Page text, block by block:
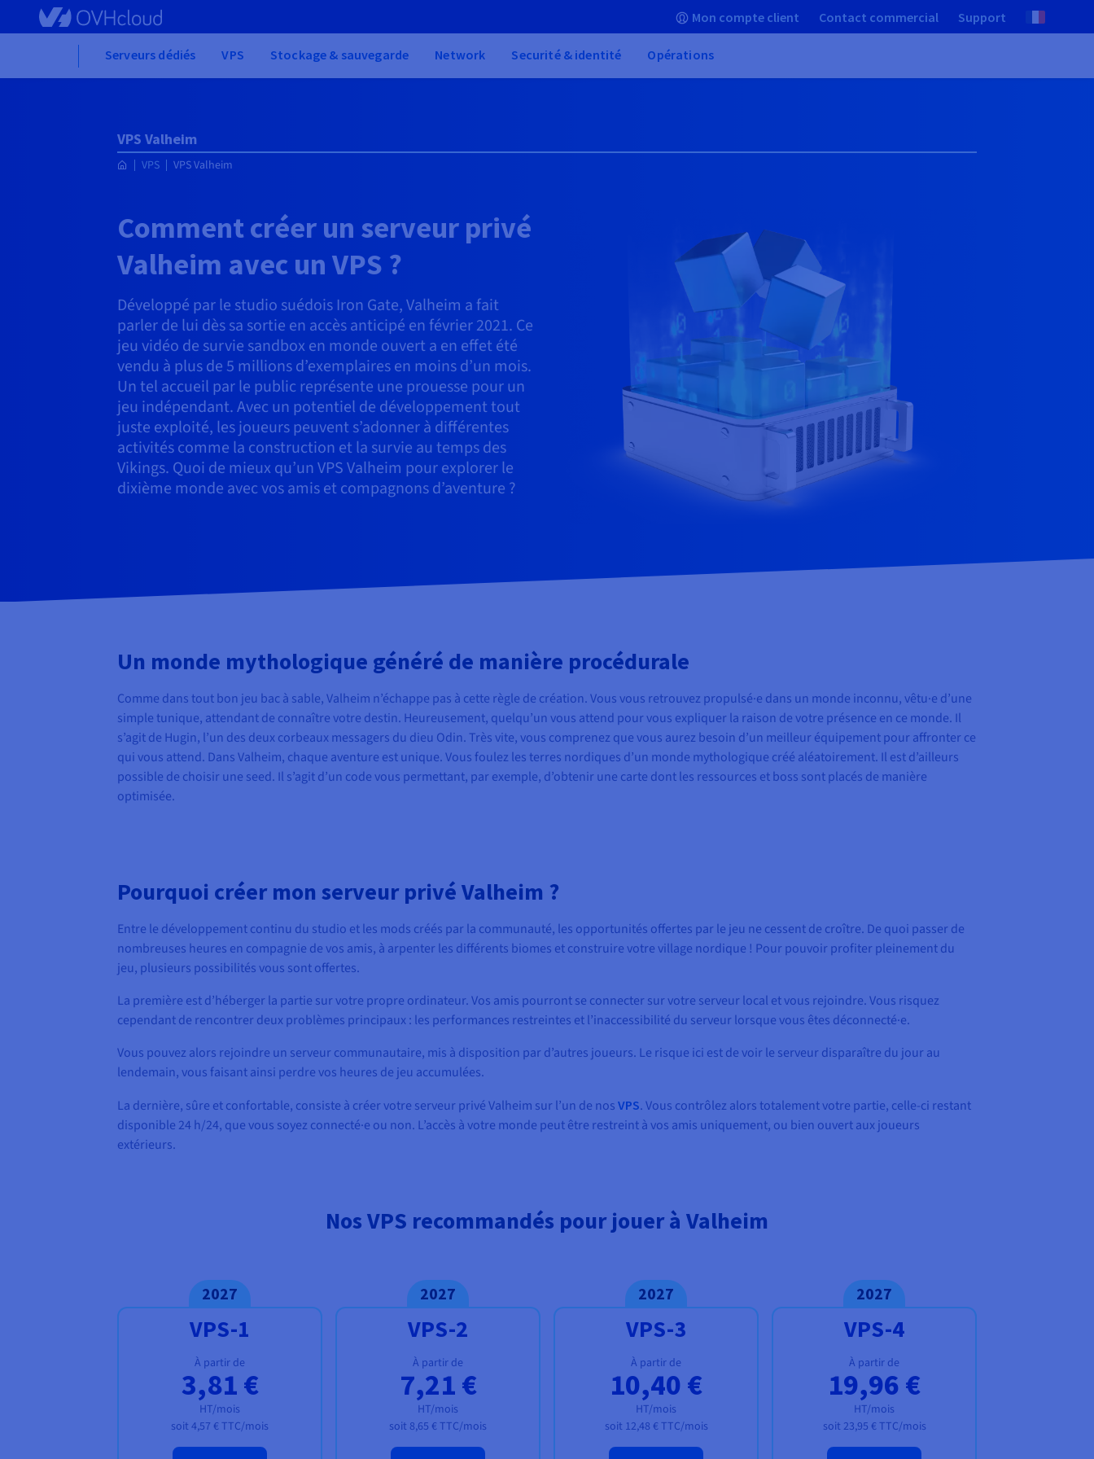
Skip to main content Mon compte client Contact commercial Support
Serveurs dédiés VPS Stockage & sauvegarde Network Securité & identité Opérations
VPS Valheim
VPS VPS Valheim
Comment créer un serveur privé
Valheim avec un VPS ?
Développé par le studio suédois Iron Gate, Valheim a fait
parler de lui dès sa sortie en accès anticipé en février 2021. Ce
jeu vidéo de survie sandbox en monde ouvert a en effet été
vendu à plus de 5 millions d’exemplaires en moins d’un mois.
Un tel accueil par le public représente une prouesse pour un
jeu indépendant. Avec un potentiel de développement tout
juste exploité, les joueurs peuvent s’adonner à différentes
activités comme la construction et la survie au temps des
Vikings. Quoi de mieux qu’un VPS Valheim pour explorer le
dixième monde avec vos amis et compagnons d’aventure ?
Un monde mythologique généré de manière procédurale
Comme dans tout bon jeu bac à sable, Valheim n’échappe pas à cette règle de création. Vous vous retrouvez propulsé·e dans un monde inconnu, vêtu·e d’une
simple tunique, attendant de connaître votre destin. Heureusement, quelqu’un vous attend pour vous expliquer la raison de votre présence en ce monde. Il
s’agit de Hugin, l’un des deux corbeaux messagers du dieu Odin. Très vite, vous comprenez que vous aurez besoin d’un meilleur équipement pour affronter ce
qui vous attend. Dans Valheim, chaque aventure est unique. Vous foulez les terres nordiques d’un monde mythologique créé aléatoirement. Il est d’ailleurs
possible de choisir une seed. Il s’agit d’un code vous permettant, par exemple, d’obtenir une carte dont les ressources et boss sont placés de manière
optimisée.
Pourquoi créer mon serveur privé Valheim ?
Entre le développement continu du studio et les mods créés par la communauté, les opportunités offertes par le jeu ne cessent de croître. De quoi passer de
nombreuses heures en compagnie de vos amis, à arpenter les différents biomes et construire votre village nordique ! Pour pouvoir profiter pleinement du
jeu, plusieurs possibilités vous sont offertes.
La première est d’héberger la partie sur votre propre ordinateur. Vos amis pourront se connecter sur votre serveur local et vous rejoindre. Vous risquez
cependant de rencontrer deux problèmes principaux : les performances restreintes et l’inaccessibilité du serveur lorsque vous êtes déconnecté·e.
Vous pouvez alors rejoindre un serveur communautaire, mis à disposition par d’autres joueurs. Le risque ici est de voir le serveur disparaître du jour au
lendemain, vous faisant ainsi perdre vos heures de jeu accumulées.
La dernière, sûre et confortable, consiste à créer votre serveur privé Valheim sur l’un de nos VPS. Vous contrôlez alors totalement votre partie, celle-ci restant
disponible 24 h/24, que vous soyez connecté·e ou non. L’accès à votre monde peut être restreint à vos amis uniquement, ou bien ouvert aux joueurs
extérieurs.
Nos VPS recommandés pour jouer à Valheim
2027
VPS-1
À partir de
3,81 €
HT/mois
soit 4,57 € TTC/mois
2027
VPS-2
À partir de
7,21 €
HT/mois
soit 8,65 € TTC/mois
2027
VPS-3
À partir de
10,40 €
HT/mois
soit 12,48 € TTC/mois
2027
VPS-4
À partir de
19,96 €
HT/mois
soit 23,95 € TTC/mois